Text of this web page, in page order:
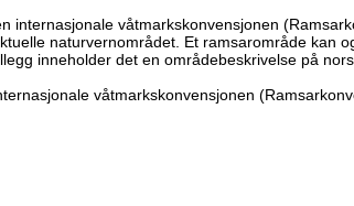
våtmarkskonvensjonen
naturvernområdet. Et ramsarområde kan
inneholder det en områdebeskrivelse på
våtmarkskonvensjonen